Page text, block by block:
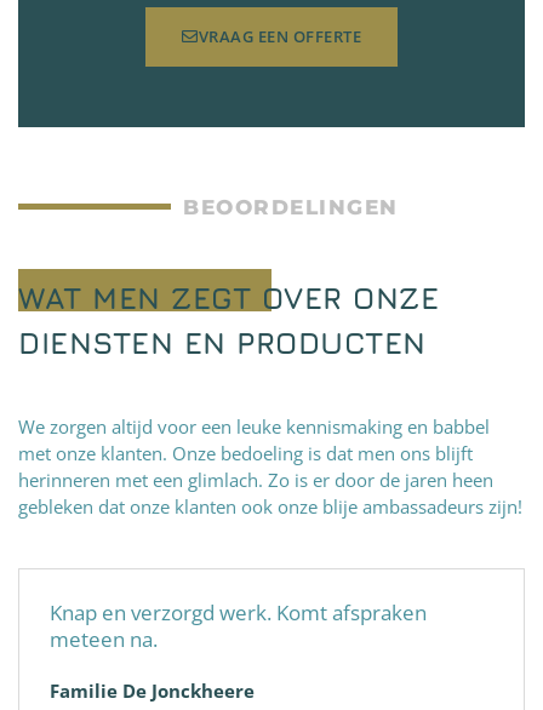
VRAAG EEN OFFERTE
BEOORDELINGEN
WAT MEN ZEGT OVER ONZE
DIENSTEN EN PRODUCTEN
We zorgen altijd voor een leuke kennismaking en babbel
met onze klanten. Onze bedoeling is dat men ons blijft
herinneren met een glimlach. Zo is er door de jaren heen
gebleken dat onze klanten ook onze blije ambassadeurs zijn!
Knap en verzorgd werk. Komt afspraken
meteen na.
Familie De Jonckheere